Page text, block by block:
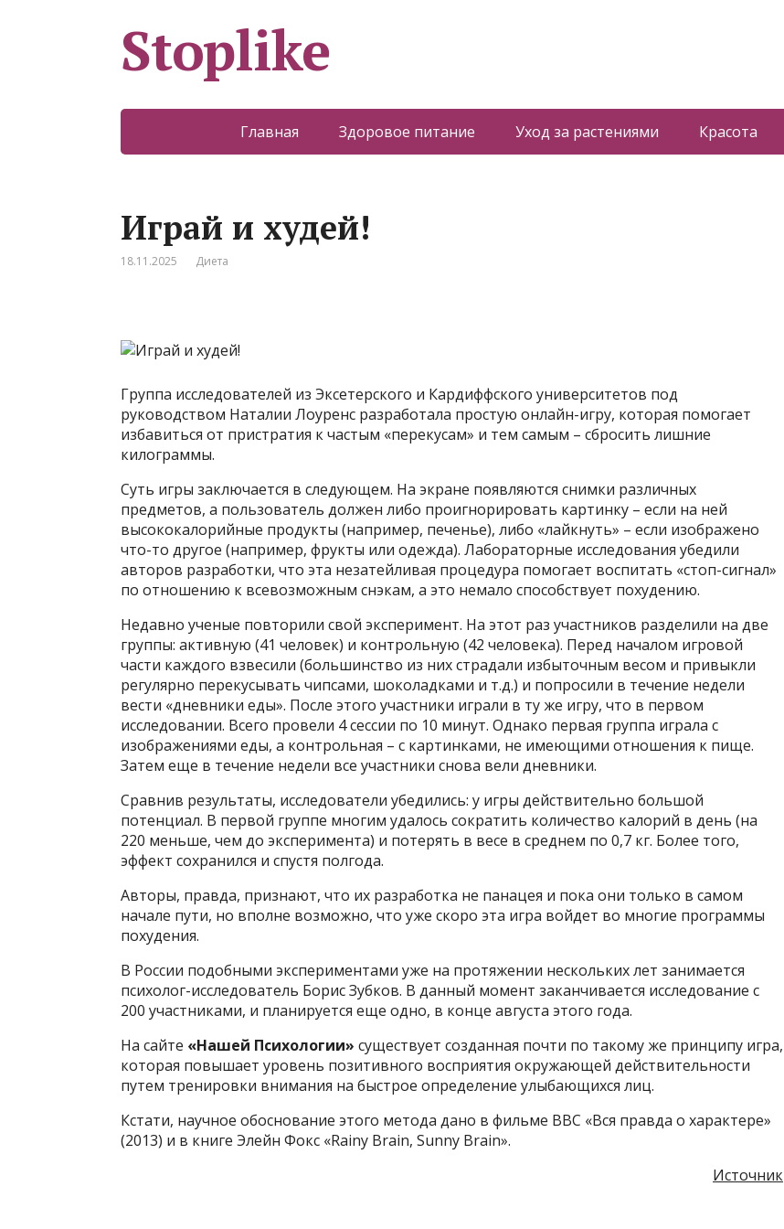
Stoplike
Главная Здоровое питание Уход за растениями Красота
Играй и худей!
18.11.2025 Диета
Группа исследователей из Эксетерского и Кардиффского университетов под
руководством Наталии Лоуренс разработала простую онлайн-игру, которая помогает
избавиться от пристратия к частым «перекусам» и тем самым – сбросить лишние
килограммы.
Суть игры заключается в следующем. На экране появляются снимки различных
предметов, а пользователь должен либо проигнорировать картинку – если на ней
высококалорийные продукты (например, печенье), либо «лайкнуть» – если изображено
что-то другое (например, фрукты или одежда). Лабораторные исследования убедили
авторов разработки, что эта незатейливая процедура помогает воспитать «стоп-сигнал»
по отношению к всевозможным снэкам, а это немало способствует похудению.
Недавно ученые повторили свой эксперимент. На этот раз участников разделили на две
группы: активную (41 человек) и контрольную (42 человека). Перед началом игровой
части каждого взвесили (большинство из них страдали избыточным весом и привыкли
регулярно перекусывать чипсами, шоколадками и т.д.) и попросили в течение недели
вести «дневники еды». После этого участники играли в ту же игру, что в первом
исследовании. Всего провели 4 сессии по 10 минут. Однако первая группа играла с
изображениями еды, а контрольная – с картинками, не имеющими отношения к пище.
Затем еще в течение недели все участники снова вели дневники.
Сравнив результаты, исследователи убедились: у игры действительно большой
потенциал. В первой группе многим удалось сократить количество калорий в день (на
220 меньше, чем до эксперимента) и потерять в весе в среднем по 0,7 кг. Более того,
эффект сохранился и спустя полгода.
Авторы, правда, признают, что их разработка не панацея и пока они только в самом
начале пути, но вполне возможно, что уже скоро эта игра войдет во многие программы
похудения.
В России подобными экспериментами уже на протяжении нескольких лет занимается
психолог-исследователь Борис Зубков. В данный момент заканчивается исследование с
200 участниками, и планируется еще одно, в конце августа этого года.
На сайте «Нашей Психологии» существует созданная почти по такому же принципу игра,
которая повышает уровень позитивного восприятия окружающей действительности
путем тренировки внимания на быстрое определение улыбающихся лиц.
Кстати, научное обоснование этого метода дано в фильме BBC «Вся правда о характере»
(2013) и в книге Элейн Фокс «Rainy Brain, Sunny Brain».
Источник